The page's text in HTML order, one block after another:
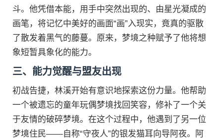
斗。他凭借本能，用手中突然出现的、由星光凝成的
画笔，将记忆中美好的画面“画”入现实，竟真的驱散
了散发着黑气的藤蔓。原来，梦境之种赋予了他将想
象短暂具象化的能力。
三、能力觉醒与盟友出现
初战告捷，林溪开始有意识地探索这份力量。他帮助
一个被遗忘的童年玩偶梦境找回笑容，修补了一个关
于友情的破碎梦境。在这个过程中，他遇到了另一位
梦境住民——自称“守夜人”的银发猫耳向导阿夜。阿